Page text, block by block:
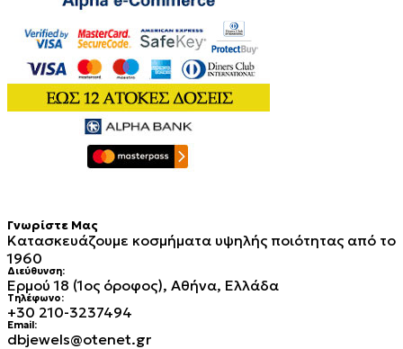
Γνωρίστε Μας
Κατασκευάζουμε κοσμήματα υψηλής ποιότητας από το
1960
Διεύθυνση:
Ερμού 18 (1ος όροφος), Αθήνα, Ελλάδα
Τηλέφωνο:
+30 210-3237494
Email:
dbjewels@otenet.gr